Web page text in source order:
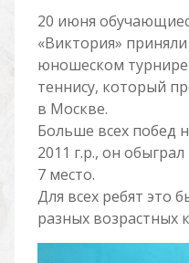
20 июня
«Виктория»
юношеском
теннису, который
в Москве.
Больше всех побед
2011 г.р., он
7 место.
Для всех ребят это
разных возрастных